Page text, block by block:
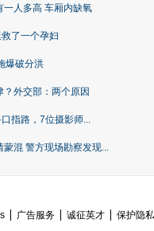
一人多高 车厢内缺氧
了一个孕妇
爆破分洪
外交部：两个原因
指路，7位摄影师...
混 警方现场勘察发现...
广告服务 诚征英才
保护隐